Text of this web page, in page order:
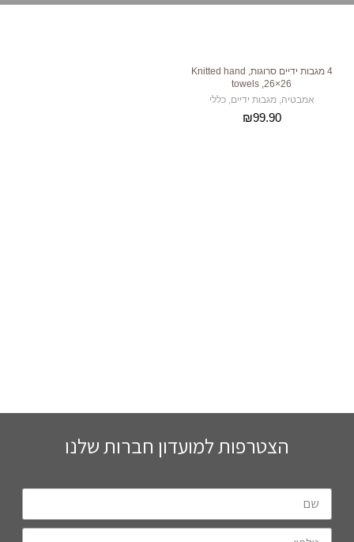
4 מגבות ידיים סרוגות, Knitted hand
towels ,26×26
אמבטיה,מגבות ידיים,כללי
₪
הצטרפות למועדון חברות שלנו